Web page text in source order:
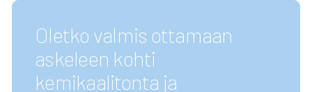
Oletko valmis ottamaan
askeleen kohti
kemikaalitonta ja